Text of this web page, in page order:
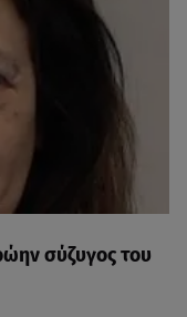
σύζυγος του